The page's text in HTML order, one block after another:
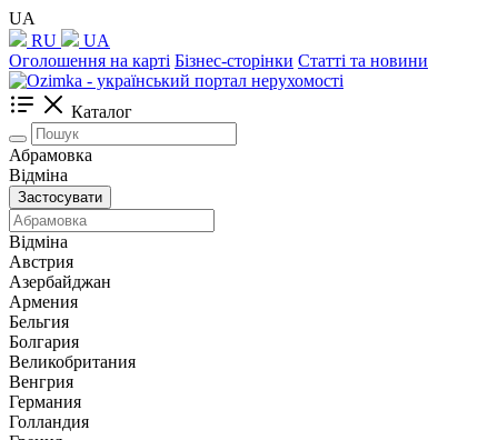
UA
RU
UA
Оголошення на карті Бізнес-сторінки Статті та новини
Каталог
Абрамовка
Відміна
Застосувати
Відміна
Австрия
Азербайджан
Армения
Бельгия
Болгария
Великобритания
Венгрия
Германия
Голландия